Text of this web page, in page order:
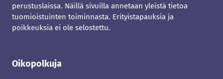
perustuslaissa. Näillä sivuilla annetaan yleistä tietoa
tuomioistuinten toiminnasta. Erityistapauksia ja
poikkeuksia ei ole selostettu.
Oikopolkuja